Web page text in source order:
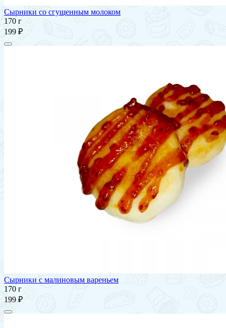
Сырники со сгущенным молоком
170 г
199 ₽
Сырники с малиновым вареньем
170 г
199 ₽